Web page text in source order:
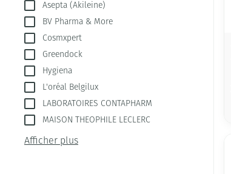
Asepta (Akileine)
BV Pharma & More
Cosmxpert
Greendock
Hygiena
L'oréal Belgilux
LABORATOIRES CONTAPHARM
MAISON THEOPHILE LECLERC
Afficher plus